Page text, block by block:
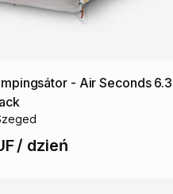
- Air Seconds 6.3
/ dzień